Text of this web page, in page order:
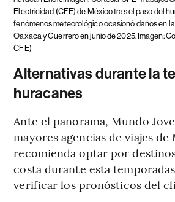
Electricidad (CFE) de México tras el paso del
fenómenos meteorológico ocasionó daños en
Oaxaca y Guerrero en junio de 2025. Imagen:
CFE)
Alternativas durante la
huracanes
Ante el panorama, Mundo
mayores agencias de viajes de
recomienda optar por
costa durante esta
verificar los pronósticos del